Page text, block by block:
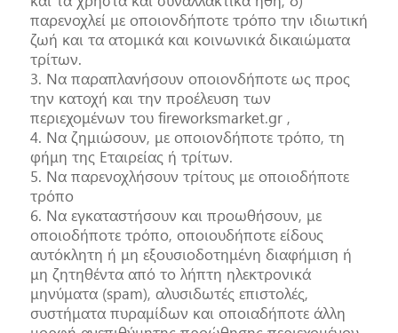
παρενοχλεί με οποιονδήποτε τρόπο την ιδιωτική
ζωή και τα ατομικά και κοινωνικά δικαιώματα
τρίτων.
3. Να παραπλανήσουν οποιονδήποτε ως προς
την κατοχή και την προέλευση των
περιεχομένων του fireworksmarket.gr ,
4. Να ζημιώσουν, με οποιονδήποτε τρόπο, τη
φήμη της Εταιρείας ή τρίτων.
5. Να παρενοχλήσουν τρίτους με οποιοδήποτε
τρόπο
6. Να εγκαταστήσουν και προωθήσουν, με
οποιοδήποτε τρόπο, οποιουδήποτε είδους
αυτόκλητη ή μη εξουσιοδοτημένη διαφήμιση ή
μη ζητηθέντα από το λήπτη ηλεκτρονικά
μηνύματα (spam), αλυσιδωτές επιστολές,
συστήματα πυραμίδων και οποιαδήποτε άλλη